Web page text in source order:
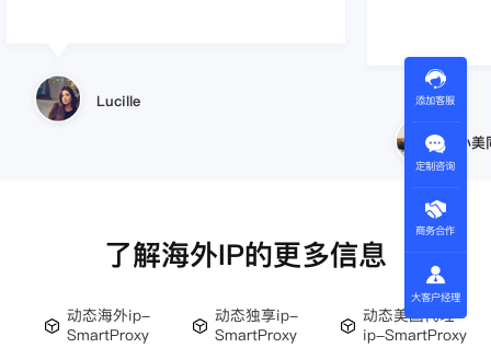
小美同学
王伟
了解海外IP的更多信息
动态海外ip-
SmartProxy
动态独享ip-
SmartProxy
动态美国代理
ip-SmartProxy
添加客服
定制咨询
商务合作
大客户经理